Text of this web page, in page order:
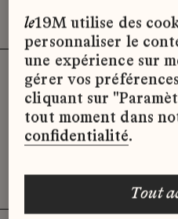
Désolé, il semble
d’offres d’emploi
moment.
le19M utilise des
personnaliser le
une expérience sur
gérer vos
cliquant sur
tout moment dans
confidentialité.
tout